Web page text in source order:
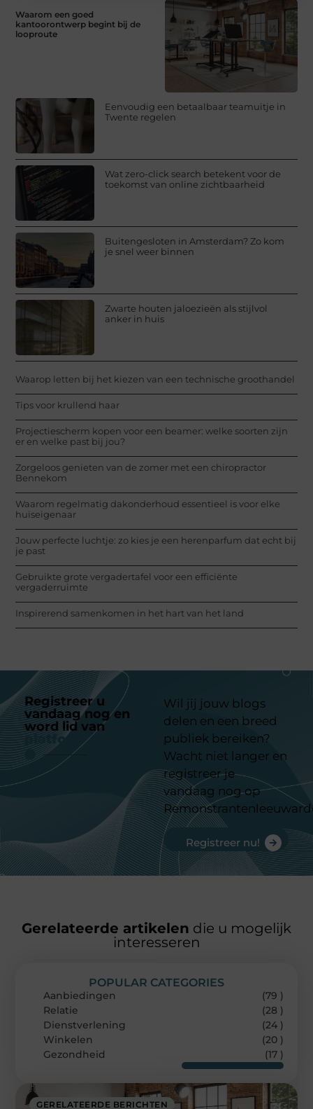
Waarom een goed
kantoorontwerp begint bij de
looproute
Eenvoudig een betaalbaar teamuitje in
Twente regelen
Wat zero-click search betekent voor de
toekomst van online zichtbaarheid
Buitengesloten in Amsterdam? Zo kom
je snel weer binnen
Zwarte houten jaloezieën als stijlvol
anker in huis
Waarop letten bij het kiezen van een technische groothandel
Tips voor krullend haar
Projectiescherm kopen voor een beamer: welke soorten zijn
er en welke past bij jou?
Zorgeloos genieten van de zomer met een chiropractor
Bennekom
Waarom regelmatig dakonderhoud essentieel is voor elke
huiseigenaar
Jouw perfecte luchtje: zo kies je een herenparfum dat echt bij
je past
Gebruikte grote vergadertafel voor een efficiënte
vergaderruimte
Inspirerend samenkomen in het hart van het land
Registreer u
vandaag nog en
word lid van
platform
Wil jij jouw blogs
delen en een breed
publiek bereiken?
Wacht niet langer en
registreer je
vandaag nog op
Registreer nu!
Gerelateerde artikelen die u mogelijk
interesseren
GERELATEERDE BERICHTEN
POPULAR CATEGORIES
Aanbiedingen
(79 )
Relatie
(28 )
Dienstverlening
(24 )
Winkelen
(20 )
Gezondheid
(17 )